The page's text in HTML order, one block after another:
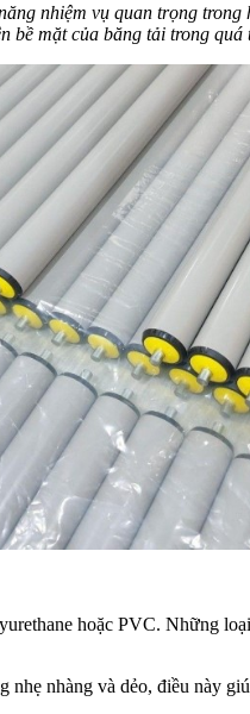
nhiệm vụ quan trọng
mặt của băng tải trong
hoặc PVC. Những
nhàng và dẻo, điều này